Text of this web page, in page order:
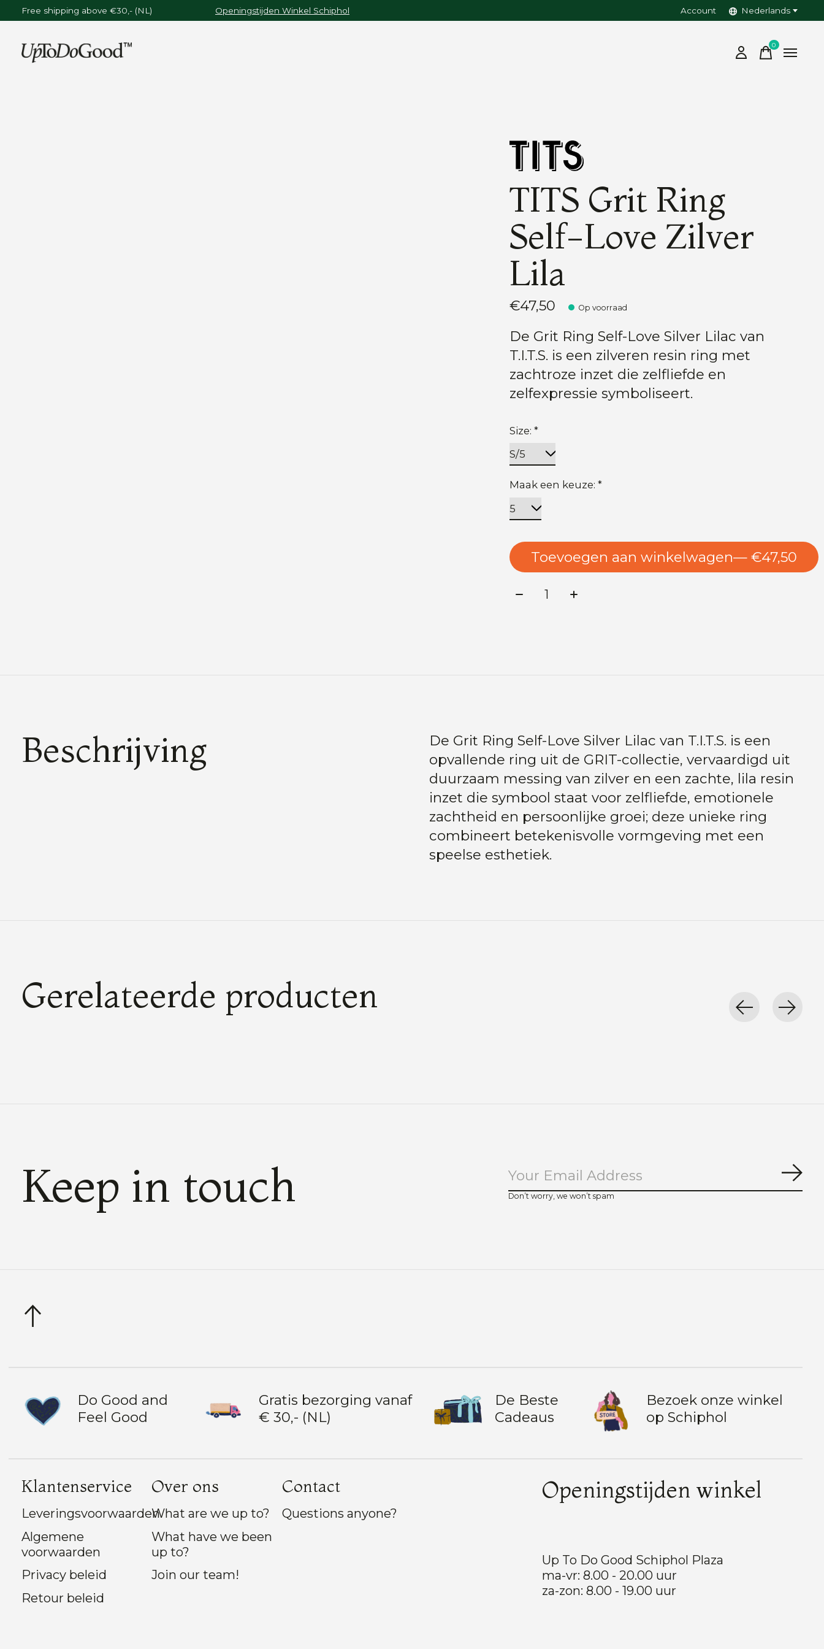
Free shipping above €30,- (NL) Openingstijden Winkel Schiphol Account Nederlands
0items
TITS Grit Ring
Self-Love Zilver
Lila
€47,50 Op voorraad
De Grit Ring Self-Love Silver Lilac van
T.I.T.S. is een zilveren resin ring met
zachtroze inzet die zelfliefde en
zelfexpressie symboliseert.
Size:*
Maak een keuze:*
Toevoegen aan winkelwagen
— €47,50
Aantal:
Beschrijving
De Grit Ring Self-Love Silver Lilac van T.I.T.S. is een
opvallende ring uit de GRIT-collectie, vervaardigd uit
duurzaam messing van zilver en een zachte, lila resin
inzet die symbool staat voor zelfliefde, emotionele
zachtheid en persoonlijke groei; deze unieke ring
combineert betekenisvolle vormgeving met een
speelse esthetiek.
Gerelateerde producten
Keep in touch Don’t worry, we won’t spam
Do Good and
Feel Good
Gratis bezorging vanaf
€ 30,- (NL)
De Beste
Cadeaus
Bezoek onze winkel
op Schiphol
Klantenservice
Leveringsvoorwaarden
Algemene
voorwaarden
Privacy beleid
Retour beleid
Over ons
What are we up to?
What have we been
up to?
Join our team!
Contact
Questions anyone?
Openingstijden winkel
Up To Do Good Schiphol Plaza
ma-vr: 8.00 - 20.00 uur
za-zon: 8.00 - 19.00 uur